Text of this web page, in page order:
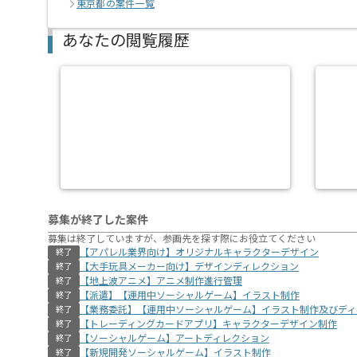
東京都の案件一覧
あなたの閲覧履歴
募集が終了した案件
募集は終了していますが、参画先を探す際にお役立てください
終了 【アパレル業界向け】オリジナルキャラクターデザイン
終了 【大手玩具メーカー向け】デザインディレクション
終了 【地上波アニメ】アニメ制作進行管理
終了 【派遣】【運用中ソーシャルゲーム】イラスト制作
終了 【業務委託】【運用中ソーシャルゲーム】イラスト制作及びデ
終了 【トレーディングカードアプリ】キャラクターデザイン制作
終了 【ソーシャルゲーム】アートディレクション
終了 【新規開発ソーシャルゲーム】イラスト制作